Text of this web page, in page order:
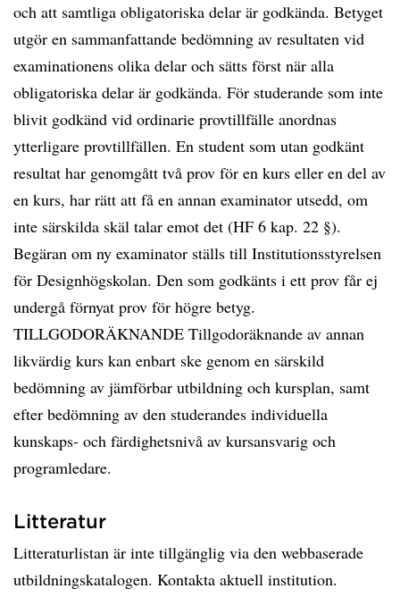
och att samtliga obligatoriska delar är godkända. Betyget
utgör en sammanfattande bedömning av resultaten vid
examinationens olika delar och sätts först när alla
obligatoriska delar är godkända. För studerande som inte
blivit godkänd vid ordinarie provtillfälle anordnas
ytterligare provtillfällen. En student som utan godkänt
resultat har genomgått två prov för en kurs eller en del av
en kurs, har rätt att få en annan examinator utsedd, om
inte särskilda skäl talar emot det (HF 6 kap. 22 §).
Begäran om ny examinator ställs till Institutionsstyrelsen
för Designhögskolan. Den som godkänts i ett prov får ej
undergå förnyat prov för högre betyg.
TILLGODORÄKNANDE Tillgodoräknande av annan
likvärdig kurs kan enbart ske genom en särskild
bedömning av jämförbar utbildning och kursplan, samt
efter bedömning av den studerandes individuella
kunskaps- och färdighetsnivå av kursansvarig och
programledare.
Litteratur
Litteraturlistan är inte tillgänglig via den webbaserade
utbildningskatalogen. Kontakta aktuell institution.